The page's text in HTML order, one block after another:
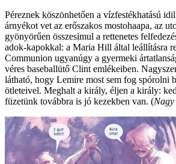
Péreznek köszönhetően a vízfestékhatású
árnyékot vet az erőszakos mostohaapa, az
gyönyörűen összesimul a rettenetes
adok-kapokkal: a Maria Hill által leállításra
Communion ugyanúgy a gyermeki
véres baseballütő Clint emlékeiben.
látható, hogy Lemire most sem fog spórolni
ötleteivel. Meghalt a király, éljen a király:
füzetünk továbbra is jó kezekben van. (